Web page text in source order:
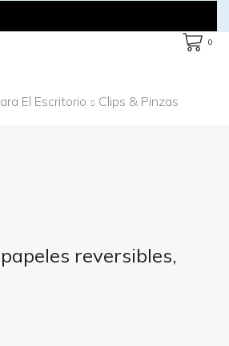
0
El Escritorio Clips & Pinzas
reversibles,